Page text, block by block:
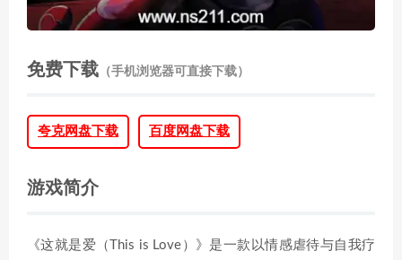
免费下载 （手机浏览器可直接下载）
夸克网盘下载 百度网盘下载
游戏简介
《这就是爱（This is Love）》是一款以情感虐待与自我疗